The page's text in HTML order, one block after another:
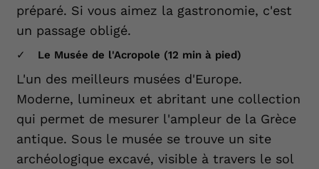
préparé. Si vous aimez la gastronomie, c'est
un passage obligé.
Le Musée de l'Acropole (12 min à pied)
L'un des meilleurs musées d'Europe.
Moderne, lumineux et abritant une collection
qui permet de mesurer l'ampleur de la Grèce
antique. Sous le musée se trouve un site
archéologique excavé, visible à travers le sol